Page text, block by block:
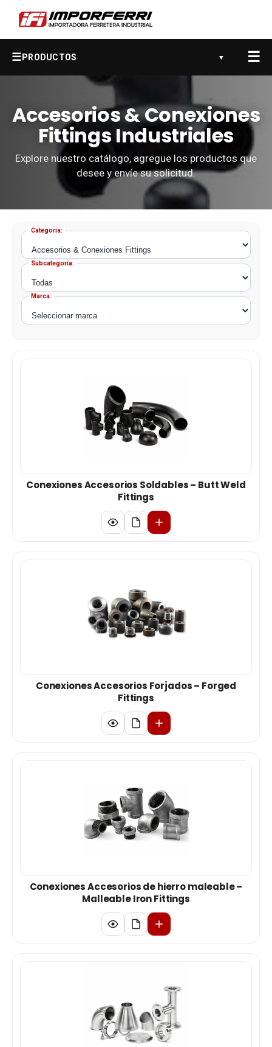
☰ PRODUCTOS ▼ ☰
Accesorios & Conexiones
Fittings Industriales
Explore nuestro catálogo, agregue los productos que
desee y envíe su solicitud.
Categoría:
Subcategoría:
Marca:
Conexiones Accesorios Soldables – Butt Weld
Fittings
Conexiones Accesorios Forjados – Forged
Fittings
Conexiones Accesorios de hierro maleable –
Malleable Iron Fittings